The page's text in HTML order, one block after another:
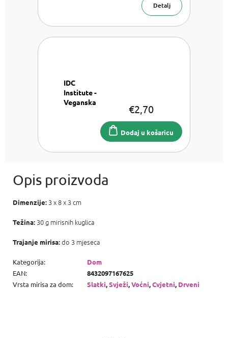
Detalj
IDC
Institute -
Veganska
Maska za
€2,70
Dodaj u košaricu
Dimenzije: 3 x 8 x 3 cm
Težina: 30 g mirisnih kuglica
Trajanje mirisa:do 3 mjeseca
Kategorija:
Dom
EAN:
8432097167625
Vrsta mirisa za dom: Slatki,Svježi,Voćni,Cvjetni, Drveni